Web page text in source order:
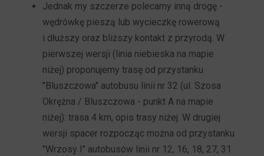
Jednak my szczerze polecamy inną drogę -
wędrówkę pieszą lub wycieczkę rowerową
i dłuższy oraz bliższy kontakt z przyrodą. W
pierwszej wersji (linia niebieska na mapie
niżej) proponujemy trasę od przystanku
"Bluszczowa" autobusu linii nr 32 (ul. Szosa
Okrężna / Bluszczowa - punkt A na mapie
niżej): trasa 4 km, opis trasy niżej. W drugiej
wersji spacer rozpocząc można od przystanku
"Wrzosy I" autobusów linii nr 12, 16, 18, 27, 31